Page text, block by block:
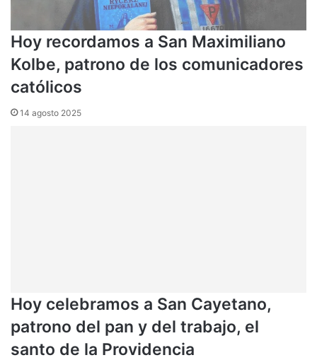
Hoy recordamos a San Maximiliano
Kolbe, patrono de los comunicadores
católicos
14 agosto 2025
Hoy celebramos a San Cayetano,
patrono del pan y del trabajo, el
santo de la Providencia